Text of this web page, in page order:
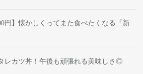
円】懐かしくってまた食べたくなる『新
レカツ丼！午後も頑張れる美味しさ◎